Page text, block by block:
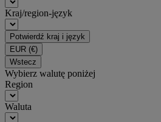
Kraj/region-język
Potwierdź kraj i język
EUR (€)
Wstecz
Wybierz walutę poniżej
Region
Waluta